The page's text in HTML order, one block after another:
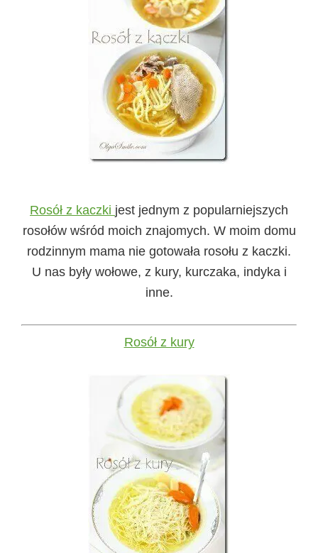
Rosół z kaczki jest jednym z popularniejszych
rosołów wśród moich znajomych. W moim domu
rodzinnym mama nie gotowała rosołu z kaczki.
U nas były wołowe, z kury, kurczaka, indyka i
inne.
Rosół z kury